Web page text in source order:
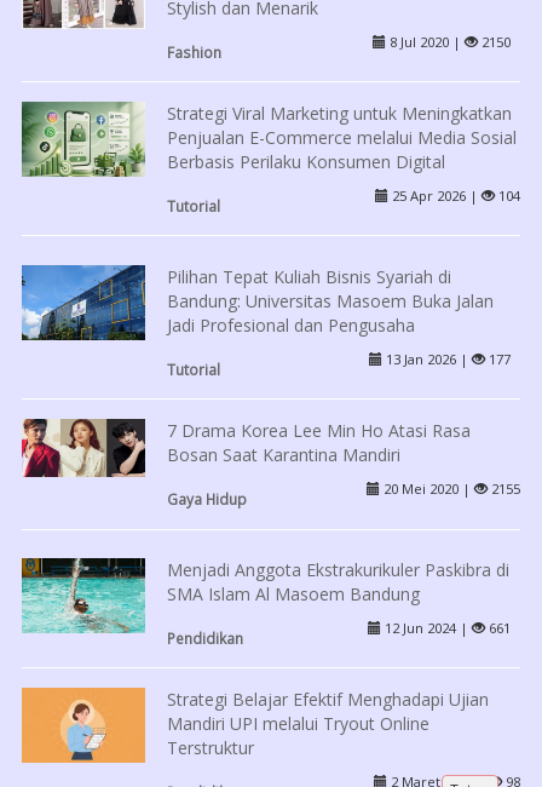
Stylish dan Menarik
Fashion
8 Jul 2020 | 2150
Strategi Viral Marketing untuk Meningkatkan
Penjualan E-Commerce melalui Media Sosial
Berbasis Perilaku Konsumen Digital
Tutorial
25 Apr 2026 | 104
Pilihan Tepat Kuliah Bisnis Syariah di
Bandung: Universitas Masoem Buka Jalan
Jadi Profesional dan Pengusaha
Tutorial
13 Jan 2026 | 177
7 Drama Korea Lee Min Ho Atasi Rasa
Bosan Saat Karantina Mandiri
Gaya Hidup
20 Mei 2020 | 2155
Menjadi Anggota Ekstrakurikuler Paskibra di
SMA Islam Al Masoem Bandung
Pendidikan
12 Jun 2024 | 661
Strategi Belajar Efektif Menghadapi Ujian
Mandiri UPI melalui Tryout Online
Terstruktur
2 Maret 2026 | 98